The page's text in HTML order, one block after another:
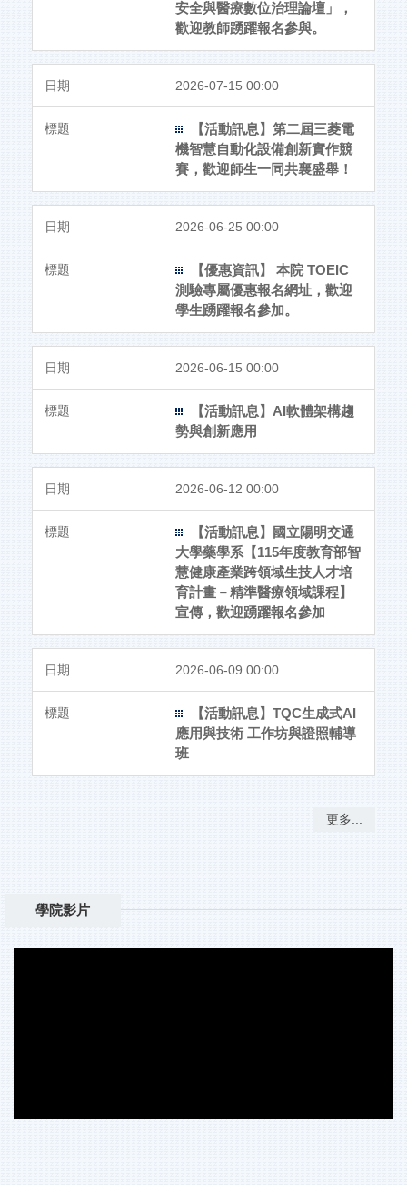
安全與醫療數位治理論壇」，
歡迎教師踴躍報名參與。
2026-07-15 00:00
【活動訊息】第二屆三菱電
機智慧自動化設備創新實作競
賽，歡迎師生一同共襄盛舉！
2026-06-25 00:00
【優惠資訊】 本院 TOEIC
測驗專屬優惠報名網址，歡迎
學生踴躍報名參加。
2026-06-15 00:00
【活動訊息】AI軟體架構趨
勢與創新應用
2026-06-12 00:00
【活動訊息】國立陽明交通
大學藥學系【115年度教育部智
慧健康產業跨領域生技人才培
育計畫－精準醫療領域課程】
宣傳，歡迎踴躍報名參加
2026-06-09 00:00
【活動訊息】TQC生成式AI
應用與技術 工作坊與證照輔導
班
更多...
學院影片